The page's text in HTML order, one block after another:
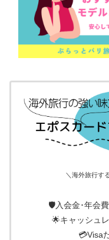
＼海外旅行す
🛡入会金･年会
🌟キャッシュ
💳Visa